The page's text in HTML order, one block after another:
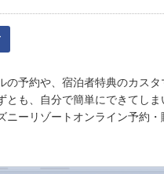
予約や、宿泊者特典のカスタ
とも、自分で簡単にできてし
ニーリゾートオンライン予約